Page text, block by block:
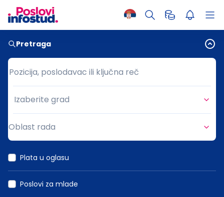
Pretraga
Pozicija, poslodavac ili ključna reč
Pozicija, poslodavac ili ključna reč
Grad
Izaberite grad
Oblast rada
Plata u oglasu
Poslovi za mlade